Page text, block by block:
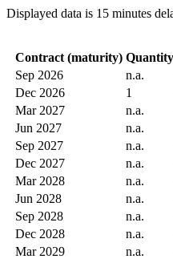
Displayed data is 15 minutes
Contract (maturity) Quantity
Sep 2026
n.a.
Dec 2026
1
Mar 2027
n.a.
Jun 2027
n.a.
Sep 2027
n.a.
Dec 2027
n.a.
Mar 2028
n.a.
Jun 2028
n.a.
Sep 2028
n.a.
Dec 2028
n.a.
Mar 2029
n.a.